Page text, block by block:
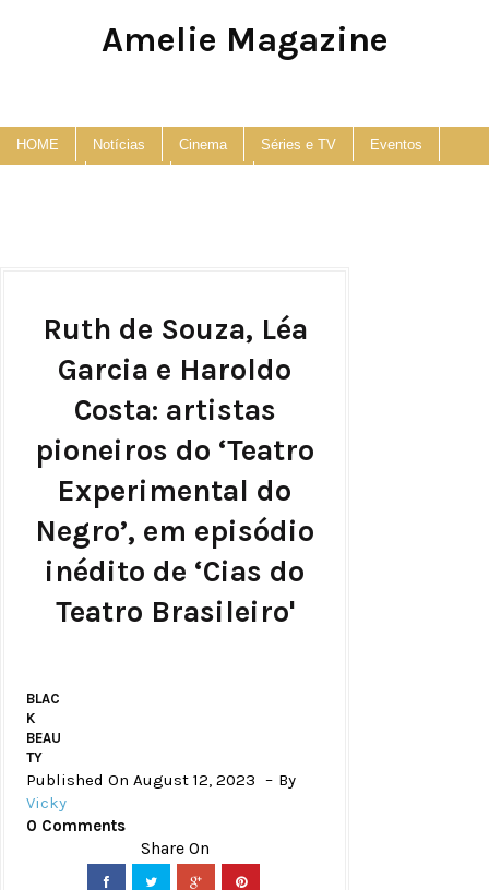
Amelie Magazine
HOME Notícias Cinema Séries e TV Eventos
Ruth de Souza, Léa
Garcia e Haroldo
Costa: artistas
pioneiros do ‘Teatro
Experimental do
Negro’, em episódio
inédito de ‘Cias do
Teatro Brasileiro'
BLAC
K
BEAU
TY
Published On August 12, 2023
By
Vicky
0 Comments